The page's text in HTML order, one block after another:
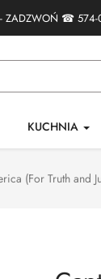
- ZADZWOŃ ☎
KUCHNIA
(For Truth and